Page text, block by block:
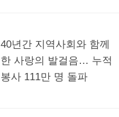
40년간 지역사회와 함께
한 사랑의 발걸음… 누적
봉사 111만 명 돌파